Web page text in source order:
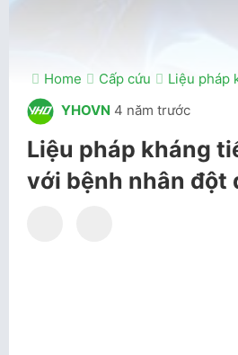
Home Cấp cứu
Liệu pháp
YHOVN 4 năm trước
Liệu pháp kháng
với bệnh nhân đột